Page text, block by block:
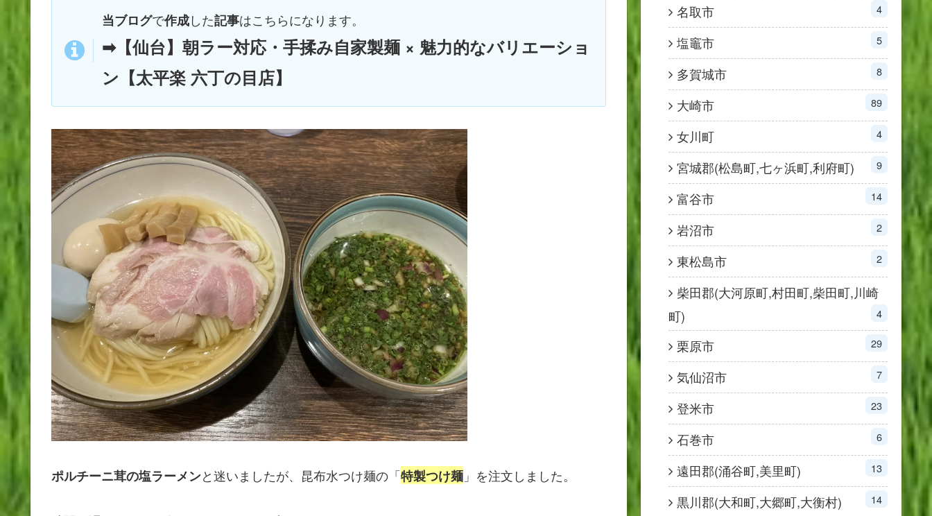
当ブログで作成した記事はこちらになります。
➡【仙台】朝ラー対応・手揉み自家製麺 × 魅力的なバリエーショ
ン【太平楽 六丁の目店】
ポルチーニ茸の塩ラーメンと迷いましたが、昆布水つけ麺の「特製つけ麺 」を注文しました。
名取市 4
塩竈市 5
多賀城市 8
大崎市 89
女川町 4
宮城郡(松島町,七ヶ浜町,利府町) 9
富谷市 14
岩沼市 2
東松島市 2
柴田郡(大河原町,村田町,柴田町,川崎
町)
4
栗原市 29
気仙沼市 7
登米市 23
石巻市 6
遠田郡(涌谷町,美里町) 13
黒川郡(大和町,大郷町,大衡村) 14